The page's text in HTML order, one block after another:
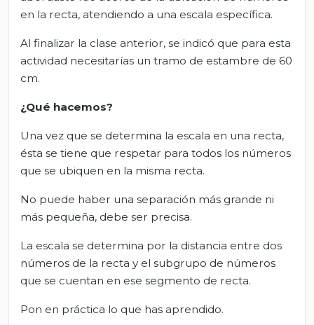
en la recta, atendiendo a una escala específica.
Al finalizar la clase anterior, se indicó que para esta
actividad necesitarías un tramo de estambre de 60
cm.
¿Qué hacemos?
Una vez que se determina la escala en una recta,
ésta se tiene que respetar para todos los números
que se ubiquen en la misma recta.
No puede haber una separación más grande ni
más pequeña, debe ser precisa.
La escala se determina por la distancia entre dos
números de la recta y el subgrupo de números
que se cuentan en ese segmento de recta.
Pon en práctica lo que has aprendido.